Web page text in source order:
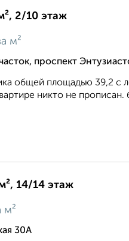
2/10 этаж
м²
проспект
общей площадью 39,2
никто не прописан.
14/14 этаж
м²
30А